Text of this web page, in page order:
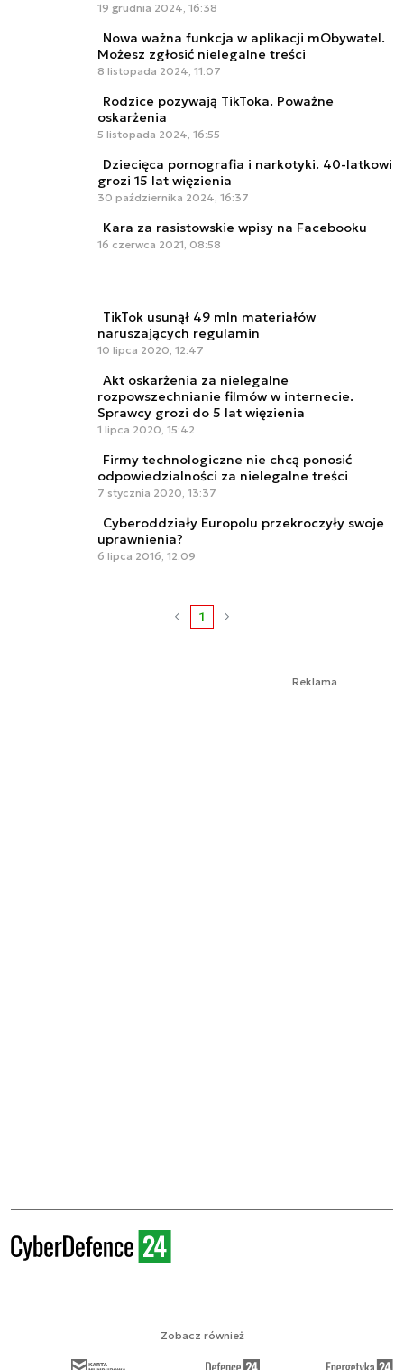
19 grudnia 2024, 16:38
Nowa ważna funkcja w aplikacji mObywatel.
Możesz zgłosić nielegalne treści
8 listopada 2024, 11:07
Rodzice pozywają TikToka. Poważne
oskarżenia
5 listopada 2024, 16:55
Dziecięca pornografia i narkotyki. 40-latkowi
grozi 15 lat więzienia
30 października 2024, 16:37
Kara za rasistowskie wpisy na Facebooku
16 czerwca 2021, 08:58
TikTok usunął 49 mln materiałów
naruszających regulamin
10 lipca 2020, 12:47
Akt oskarżenia za nielegalne
rozpowszechnianie filmów w internecie.
Sprawcy grozi do 5 lat więzienia
1 lipca 2020, 15:42
Firmy technologiczne nie chcą ponosić
odpowiedzialności za nielegalne treści
7 stycznia 2020, 13:37
Cyberoddziały Europolu przekroczyły swoje
uprawnienia?
6 lipca 2016, 12:09
1
Reklama
Zobacz również